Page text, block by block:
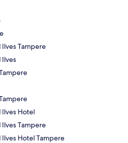
Tampere
Ilves
Ilves Hotel
Tampere
Hotel Tampere